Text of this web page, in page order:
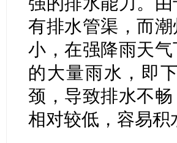
有排水管渠，而
小，在强降雨天
的大量雨水，即
颈，导致排水不
相对较低，容易